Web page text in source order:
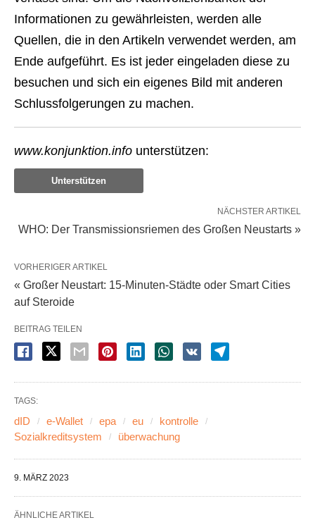
Informationen zu gewährleisten, werden alle
Quellen, die in den Artikeln verwendet werden, am
Ende aufgeführt. Es ist jeder eingeladen diese zu
besuchen und sich ein eigenes Bild mit anderen
Schlussfolgerungen zu machen.
www.konjunktion.info unterstützen:
Unterstützen
NÄCHSTER ARTIKEL
WHO: Der Transmissionsriemen des Großen Neustarts »
VORHERIGER ARTIKEL
« Großer Neustart: 15-Minuten-Städte oder Smart Cities
auf Steroide
BEITRAG TEILEN
TAGS:
dID e-Wallet epa eu
kontrolle
Sozialkreditsystem
überwachung
9. MÄRZ 2023
ÄHNLICHE ARTIKEL